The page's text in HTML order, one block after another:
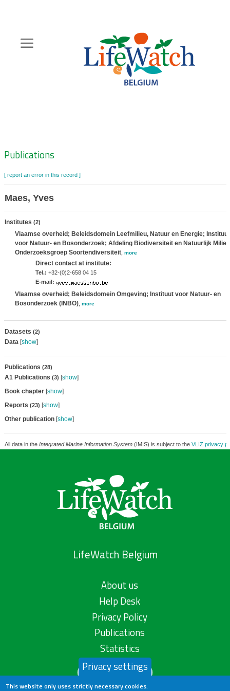
content
Zoeknavigatie
Publications
[ report an error in this record ]
Maes, Yves
Institutes (2)
Vlaamse overheid; Beleidsdomein Leefmilieu, Natuur en Energie; Instituut
voor Natuur- en Bosonderzoek; Afdeling Biodiversiteit en Natuurlijk
Onderzoeksgroep Soortendiversiteit, more
Direct contact at institute:
Tel.: +32-(0)2-658 04 15
E-mail:
Vlaamse overheid; Beleidsdomein Omgeving; Instituut voor Natuur- en
Bosonderzoek (INBO), more
Datasets (2)
Data[show]
Publications (28)
A1 Publications (3) [show]
Book chapter[show]
Reports (23) [show]
Other publication[show]
All data in the Integrated Marine Information System(IMIS) is subject to the VLIZ privacy
LifeWatch Belgium
About us
Help Desk
Privacy Policy
Publications
Statistics
Contact us
Privacy settings
This website only uses strictly necessary cookies.